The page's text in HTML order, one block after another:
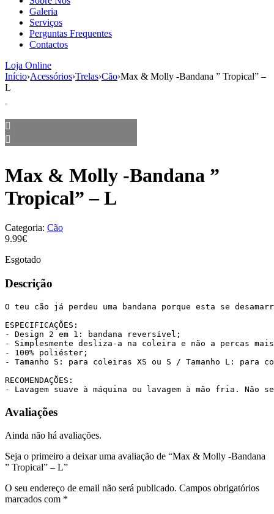
Galeria
Serviços
Perguntas Frequentes
Contactos
Loja Online
Início›Acessórios›Trelas›Cão›Max & Molly -Bandana ” Tropical” –
L
Max & Molly -Bandana ”
Tropical” – L
Categoria: Cão
9.99€
Esgotado
Descrição
O teu cão já perdeu uma bandana porque esta se
ESPECIFICAÇÕES:
- Design 2 em 1: bandana reversível;
- Simplesmente desliza-a na coleira e não a percas
- 100% poliéster;
- Tamanho S: para coleiras XS ou S / Tamanho L: para
RECOMENDAÇÕES:
- Lavagem suave à máquina ou lavagem à mão fria. Não
Avaliações
Ainda não há avaliações.
Seja o primeiro a deixar uma avaliação de “Max & Molly -Bandana
” Tropical” – L”
O seu endereço de email não será publicado. Campos obrigatórios
marcados com *
aumenta a
probabilidade
de ver
conteúdo e
ofertas